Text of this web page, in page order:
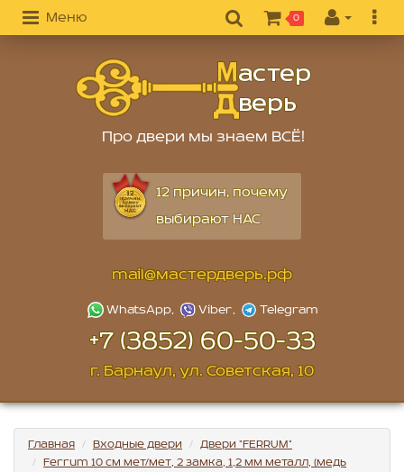
Меню 0
Про двери мы знаем ВСЁ!
12 причин, почему
выбирают НАС
mail@мастердверь.рф
+7 (3852) 60-50-33
г. Барнаул, ул. Советская, 10
Главная Входные двери
Двери "FERRUM"
Ferrum 10 см мет/мет, 2 замка, 1,2 мм металл, (медь